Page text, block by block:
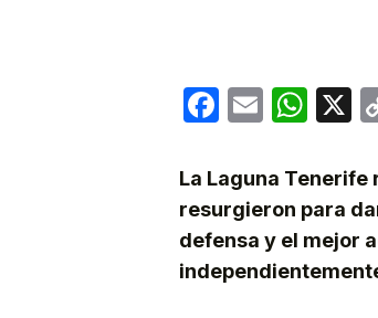
Email X
La Laguna
resurgieron para
defensa y el mejor